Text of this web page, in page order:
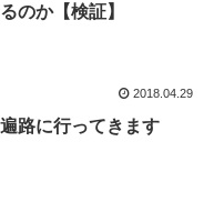
のか【検証】
2018.04.29
路に行ってきます